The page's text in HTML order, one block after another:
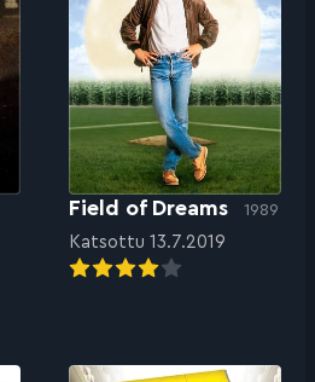
Field of Dreams 1989
Katsottu 13.7.2019